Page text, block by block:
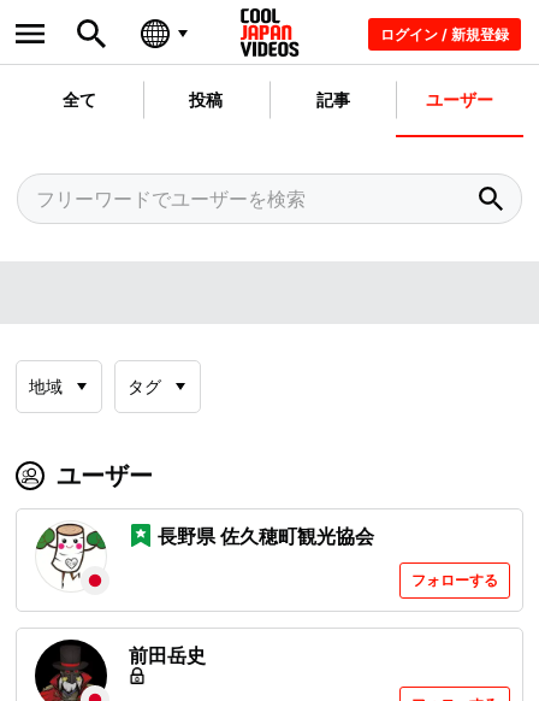
ログイン / 新規登録
全て 投稿 記事 ユーザー
地域 タグ
ユーザー
長野県 佐久穂町観光協会
フォローする
前田岳史